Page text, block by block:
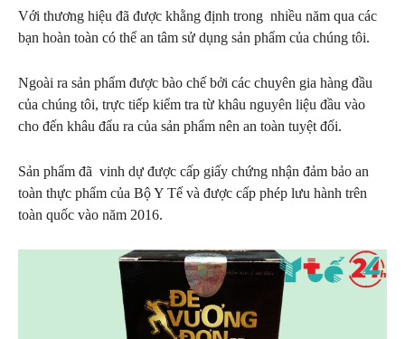
Với thương hiệu đã được khằng định trong nhiều năm qua các
bạn hoàn toàn có thể an tâm sử dụng sản phẩm của chúng tôi.
Ngoài ra sản phẩm được bào chế bởi các chuyên gia hàng đầu
của chúng tôi, trực tiếp kiểm tra từ khâu nguyên liệu đầu vào
cho đến khâu đẩu ra của sản phẩm nên an toàn tuyệt đối.
Sản phẩm đã vinh dự được cấp giấy chứng nhận đảm bảo an
toàn thực phẩm của Bộ Y Tế và được cấp phép lưu hành trên
toàn quốc vào năm 2016.